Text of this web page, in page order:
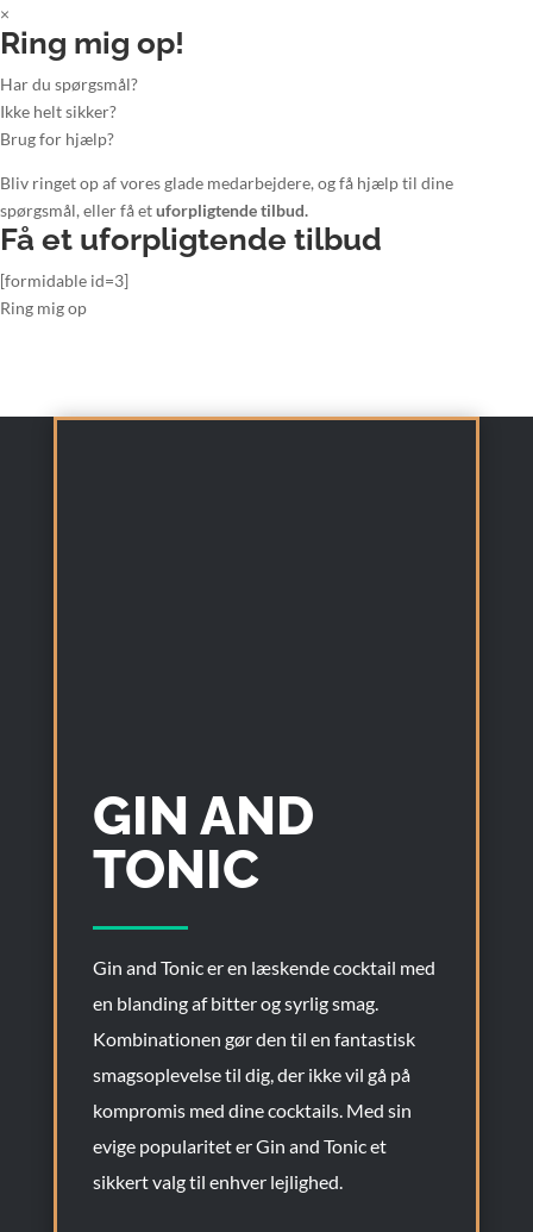
×
Ring mig op!
Har du spørgsmål?
Ikke helt sikker?
Brug for hjælp?
Bliv ringet op af vores glade medarbejdere, og få hjælp til dine
spørgsmål, eller få etuforpligtende tilbud.
Få et uforpligtende tilbud
[formidable id=3]
Ring mig op
GIN AND
TONIC
Gin and Tonic er en læskende cocktail med
en blanding af bitter og syrlig smag.
Kombinationen gør den til en fantastisk
smagsoplevelse til dig, der ikke vil gå på
kompromis med dine cocktails. Med sin
evige popularitet er Gin and Tonic et
sikkert valg til enhver lejlighed.